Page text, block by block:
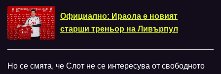
Официално: Ираола е новият
старши треньор на Ливърпул
Но се смята, че Слот не се интересува от свободното